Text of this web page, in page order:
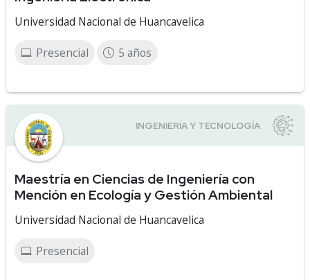
Universidad Nacional de Huancavelica
Presencial 5 años
Maestría en Ciencias de Ingeniería con
Mención en Ecología y Gestión Ambiental
Universidad Nacional de Huancavelica
Presencial